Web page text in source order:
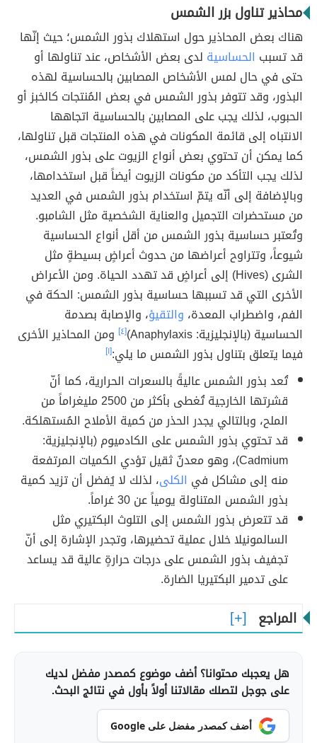
محاذير تناول بزر الشمس
هناك بعض المحاذير حول استهلاك بذور الشمس؛ حيث إنّها
قد تسبب الحساسية لدى بعض الأشخاص، عند تناولها أو
حتى في حال لمس الأشخاص المصابين بالحساسية لهذه
البذور، وقد تتوفر بذور الشمس في بعض المُنتجات كالخبز أو
الحبوب، لذلك يجب على المصابين بالحساسية اتجاهها
الانتباه إلى قائمة المكونات في هذه المنتجات قبل تناولها،
كما يمكن أن تحتوي بعض أنواع الزيوت على بذور الشمس،
لذلك يجب التأكد من مكونات الزيوت أيضاً قبل استخدامها،
وبالإضافة إلى أنّه يتمّ استخدام بذور الشمس في العديد
من مستحضرات التجميل والعناية الشخصية مثل الشامبو.
وتُعتبر حساسية بذور الشمس من أقل أنواع الحساسية
شيوعاً، وتتراوح أعراضها من حدوث أعراضٍ بسيطةٍ مثل
الشرى (Hives) إلى أعراضٍ قد تهدد الحياة. ومن الأعراض
الأخرى التي قد تسببها حساسية بذور الشمس: الحكة في
الفم، واضطراب المعدة، والتقيؤ، والإصابة بصدمة
الحساسية (بالإنجليزية: Anaphylaxis)
[٤]
ومن المحاذير الأخرى
فيما يتعلق بتناول بذور الشمس ما يلي:[١]
تُعد بذور الشمس عاليةً بالسعرات الحرارية، كما أنّ
قشرتها الخارجية تُغطى بأكثر من 2500 مليغراماً من
الملح، وبالتالي يجدر الحذر من كمية الأملاح المُستهلكة.
قد تحتوي بذور الشمس على الكادميوم (بالإنجليزية:
Cadmium)، وهو معدنٌ ثقيل تؤدي الكميات المرتفعة
منه إلى مشاكل في الكلى، لذلك لا يُفضل أن تزيد كمية
بذور الشمس المتناولة يومياً عن 30 غراماً.
قد تتعرض بذور الشمس إلى التلوث البكتيري مثل
السالمونيلا خلال عملية تحضيرها، وتجدر الإشارة إلى أنّ
تجفيف بذور الشمس على درجات حرارةٍ عالية قد يساعد
على تدمير البكتيريا الضارة.
المراجع
هل يعجبك محتوانا؟ أضف موضوع كمصدر مفضل لديك
على جوجل لتصلك مقالاتنا أولاً بأول في نتائج البحث.
أضف كمصدر مفضل على Google